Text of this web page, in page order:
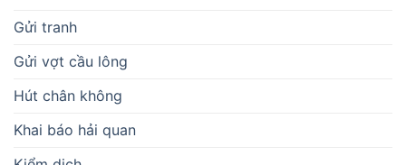
Gửi tranh
Gửi vợt cầu lông
Hút chân không
Khai báo hải quan